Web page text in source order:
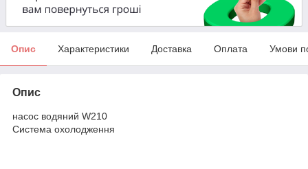
Опис Характеристики Доставка Оплата Умови
Опис
насос водяний W210
Система охолодження